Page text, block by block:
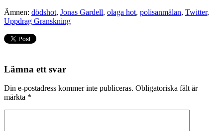
Ämnen: dödshot, Jonas Gardell, olaga hot, polisanmälan, Twitter,
Uppdrag Granskning
Lämna ett svar
Din e-postadress kommer inte publiceras. Obligatoriska fält är
märkta *